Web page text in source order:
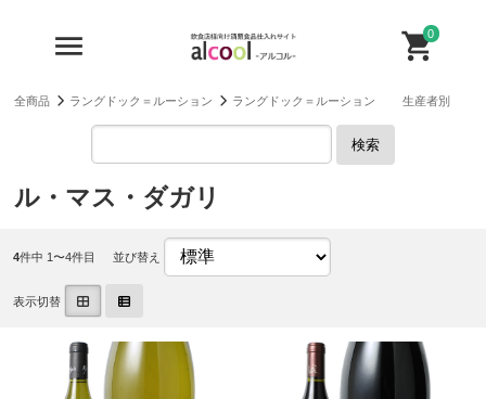
0
全商品 ラングドック＝ルーション ラングドック＝ルーション 生産者別
検索
ル・マス・ダガリ
4件中 1〜4件目 並び替え
表示切替